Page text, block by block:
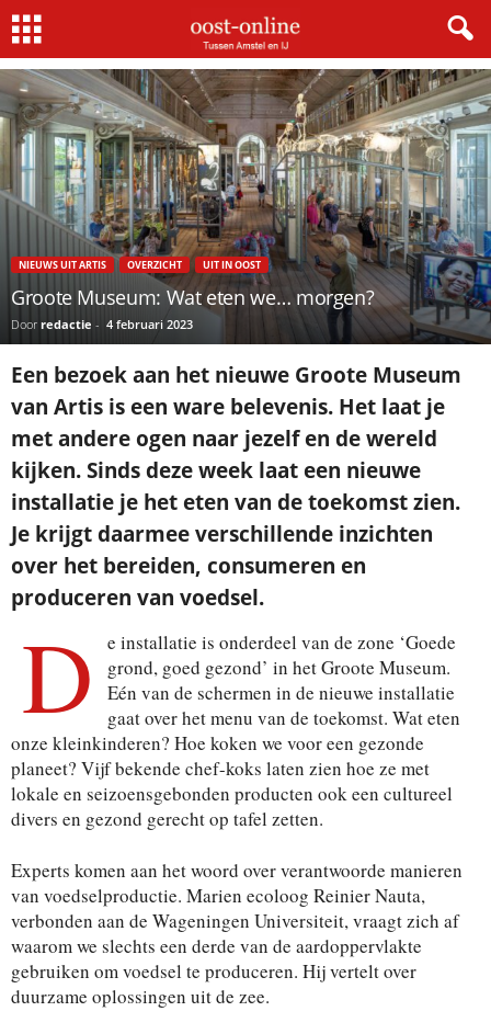
Home Groote Museum: Wat eten we… morgen?
NIEUWS UIT ARTIS OVERZICHT UIT IN OOST
Groote Museum: Wat eten we… morgen?
Door redactie - 4 februari 2023
Een bezoek aan het nieuwe Groote Museum
van Artis is een ware belevenis. Het laat je
met andere ogen naar jezelf en de wereld
kijken. Sinds deze week laat een nieuwe
installatie je het eten van de toekomst zien.
Je krijgt daarmee verschillende inzichten
over het bereiden, consumeren en
produceren van voedsel.
D
e installatie is onderdeel van de zone ‘Goede
grond, goed gezond’ in het Groote Museum.
Eén van de schermen in de nieuwe installatie
gaat over het menu van de toekomst. Wat eten
onze kleinkinderen? Hoe koken we voor een gezonde
planeet? Vijf bekende chef-koks laten zien hoe ze met
lokale en seizoensgebonden producten ook een cultureel
divers en gezond gerecht op tafel zetten.
Experts komen aan het woord over verantwoorde manieren
van voedselproductie. Marien ecoloog Reinier Nauta,
verbonden aan de Wageningen Universiteit, vraagt zich af
waarom we slechts een derde van de aardoppervlakte
gebruiken om voedsel te produceren. Hij vertelt over
duurzame oplossingen uit de zee.